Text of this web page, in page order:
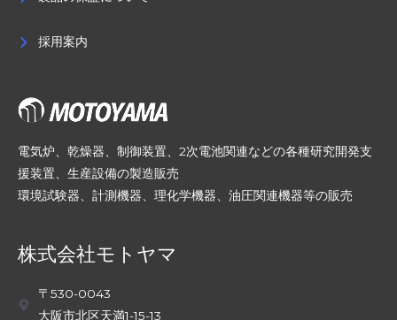
採用案内
電気炉、乾燥器、制御装置、2次電池関連などの各種研究開発支
援装置、生産設備の製造販売
環境試験器、計測機器、理化学機器、油圧関連機器等の販売
株式会社モトヤマ
〒530-0043
大阪市北区天満1-15-13